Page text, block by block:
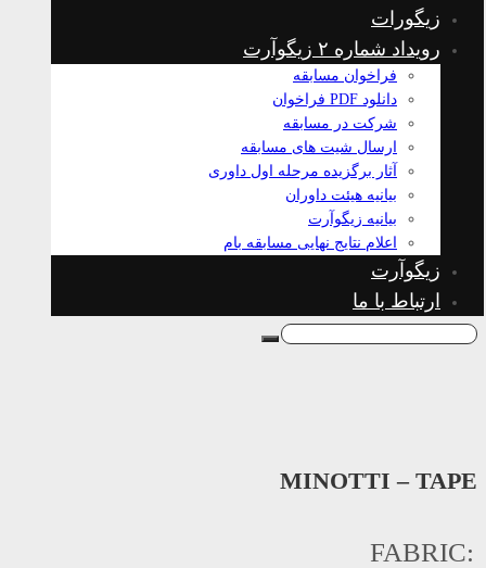
زیگورات
رویداد شماره ۲ زیگوآرت
فراخوان مسابقه
دانلود PDF فراخوان
شرکت در مسابقه
ارسال شیت های مسابقه
آثار برگزیده مرحله اول داوری
بیانیه هیئت داوران
بیانیه زیگوآرت
اعلام نتایج نهایی مسابقه بام
زیگوآرت
ارتباط با ما
MINOTTI – TAPE
FABRIC: